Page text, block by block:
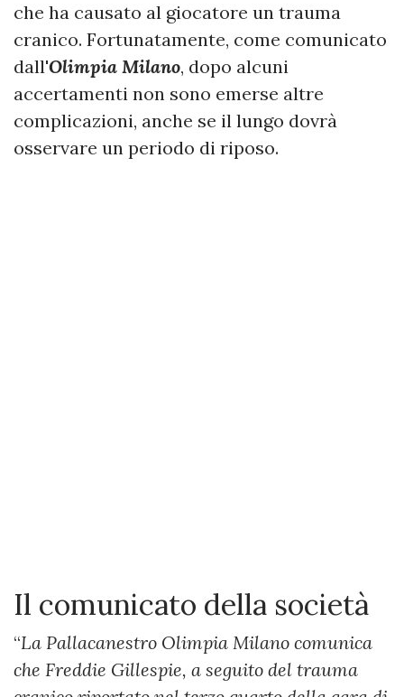
che ha causato al giocatore un trauma
cranico. Fortunatamente, come comunicato
dall'Olimpia Milano, dopo alcuni
accertamenti non sono emerse altre
complicazioni, anche se il lungo dovrà
osservare un periodo di riposo.
Il comunicato della società
“La Pallacanestro Olimpia Milano comunica
che Freddie Gillespie, a seguito del trauma